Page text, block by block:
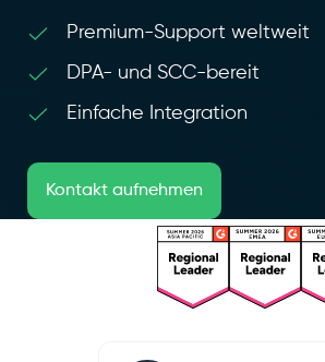
Premium-Support weltweit
DPA- und SCC-bereit
Einfache Integration
Kontakt aufnehmen